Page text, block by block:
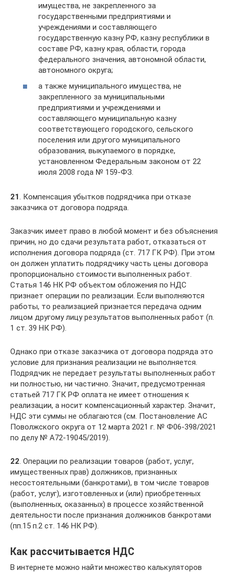
имущества, не закрепленного за
государственными предприятиями и
учреждениями и составляющего
государственную казну РФ, казну республики в
составе РФ, казну края, области, города
федерального значения, автономной области,
автономного округа;
а также муниципального имущества, не
закрепленного за муниципальными
предприятиями и учреждениями и
составляющего муниципальную казну
соответствующего городского, сельского
поселения или другого муниципального
образования, выкупаемого в порядке,
установленном Федеральным законом от 22
июля 2008 года № 159-ФЗ.
21. Компенсация убытков подрядчика при отказе
заказчика от договора подряда.
Заказчик имеет право в любой момент и без объяснения
причин, но до сдачи результата работ, отказаться от
исполнения договора подряда (ст. 717 ГК РФ). При этом
он должен уплатить подрядчику часть цены договора
пропорционально стоимости выполненных работ.
Статья 146 НК РФ объектом обложения по НДС
признает операции по реализации. Если выполняются
работы, то реализацией признается передача одним
лицом другому лицу результатов выполненных работ (п.
1 ст. 39 НК РФ).
Однако при отказе заказчика от договора подряда это
условие для признания реализации не выполняется.
Подрядчик не передает результаты выполненных работ
ни полностью, ни частично. Значит, предусмотренная
статьей 717 ГК РФ оплата не имеет отношения к
реализации, а носит компенсационный характер. Значит,
НДС эти суммы не облагаются (см. Постановление АС
Поволжского округа от 12 марта 2021 г. № Ф06-398/2021
по делу № А72-19045/2019).
22. Операции по реализации товаров (работ, услуг,
имущественных прав) должников, признанных
несостоятельными (банкротами), в том числе товаров
(работ, услуг), изготовленных и (или) приобретенных
(выполненных, оказанных) в процессе хозяйственной
деятельности после признания должников банкротами
(пп.15 п.2 ст. 146 НК РФ).
Как рассчитывается НДС
В интернете можно найти множество калькуляторов